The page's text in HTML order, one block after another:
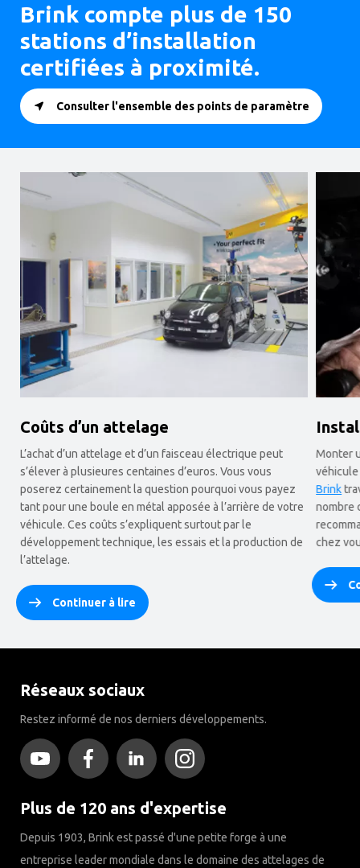
Brink compte plus de 150
stations d’installation
certifiées à proximité.
Consulter l'ensemble des points de paramètre
Coûts d’un attelage
L’achat d’un attelage et d’un faisceau électrique peut
s’élever à plusieures centaines d’euros. Vous vous
poserez certainement la question pourquoi vous payez
tant pour une boule en métal apposée à l’arrière de votre
véhicule. Ces coûts s’expliquent surtout par le
développement technique, les essais et la production de
l’attelage.
Continuer à lire
Monter
véhicule
Brink
nombre
chez
Réseaux sociaux
Restez informé de nos derniers développements.
Plus de 120 ans d'expertise
Depuis 1903, Brink est passé d'une petite forge à une
entreprise leader mondiale dans le domaine des attelages de